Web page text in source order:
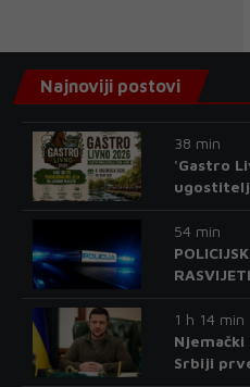
Najnoviji postovi
38 min
'Gastro
54 min
1 h 14 min
Srbiji